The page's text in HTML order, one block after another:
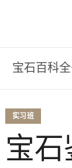
宝石百科
实习班
宝